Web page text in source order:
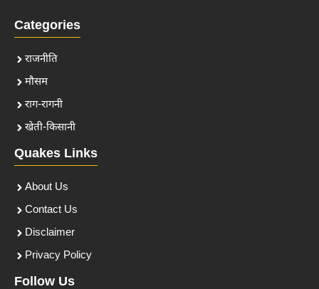
Categories
राजनीति
मौसम
राग-रागनी
खेती-किसानी
Quakes Links
About Us
Contact Us
Disclaimer
Privacy Policy
Follow Us